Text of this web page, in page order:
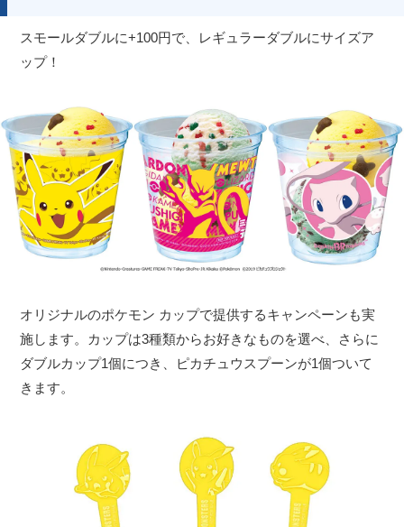
スモールダブルに+100円で、レギュラーダブルにサイズア
ップ！
オリジナルのポケモン カップで提供するキャンペーンも実
施します。カップは3種類からお好きなものを選べ、さらに
ダブルカップ1個につき、ピカチュウスプーンが1個ついて
きます。